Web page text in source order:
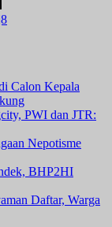
Calon Kepala
PWI dan JTR:
Nepotisme
BHP2HI
Daftar, Warga